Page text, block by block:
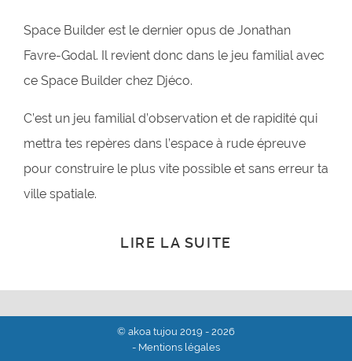
Space Builder est le dernier opus de Jonathan
Favre-Godal. Il revient donc dans le jeu familial avec
ce Space Builder chez Djéco.
C’est un jeu familial d’observation et de rapidité qui
mettra tes repères dans l’espace à rude épreuve
pour construire le plus vite possible et sans erreur ta
ville spatiale.
LIRE LA SUITE
© akoa tujou 2019 - 2026
- Mentions légales